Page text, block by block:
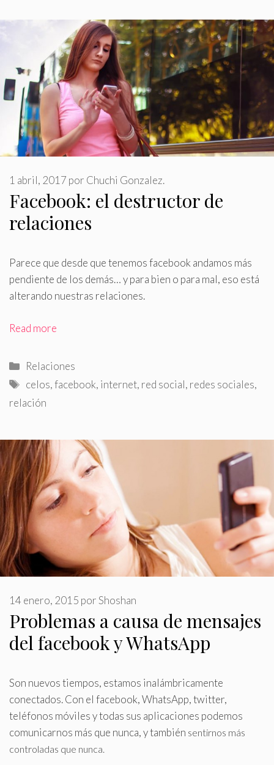
Facebook: el destructor de
relaciones
1 abril, 2017 por Chuchi Gonzalez.
Parece que desde que tenemos facebook andamos más
pendiente de los demás… y para bien o para mal, eso está
alterando nuestras relaciones.
Read more
Categorías
Relaciones
Etiquetas
celos,facebook, internet, red social, redes sociales,
relación
Problemas a causa de mensajes
del facebook y WhatsApp
14 enero, 2015 porShoshan
Son nuevos tiempos, estamos inalámbricamente
conectados.Con el facebook, WhatsApp, twitter,
teléfonos móviles y todas sus aplicaciones podemos
comunicarnos más que nunca, y también sentirnos más
controladas que nunca.